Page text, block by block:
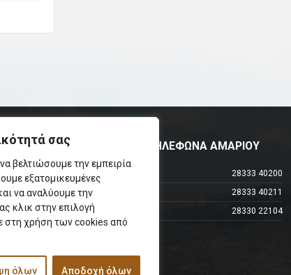
σας
βελτιώσουμε την εμπειρία
εξατομικευμένες
να αναλύουμε την
κλικ στην επιλογή
στη χρήση των cookies από
όλων Αποδοχή όλων
μέχρι
του Δ.Σ
της
ΧΡΗΣΙΜΑ ΤΗΛΕΦΩΝΑ ΑΜΑΡΙΟΥ
Τηλεφωνικό Κέντρο
28333 40200
Δήμαρχος
28333 40211
Φαξ
28330 22104